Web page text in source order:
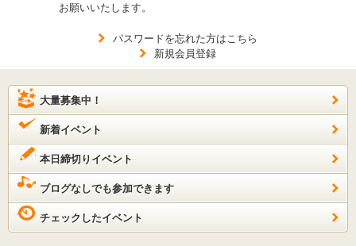
お願いいたします。
パスワードを忘れた方はこちら
新規会員登録
大量募集中！
新着イベント
本日締切りイベント
ブログなしでも参加できます
チェックしたイベント